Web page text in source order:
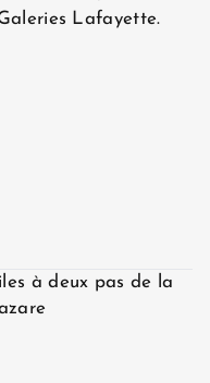
Lafayette.
à deux pas de la